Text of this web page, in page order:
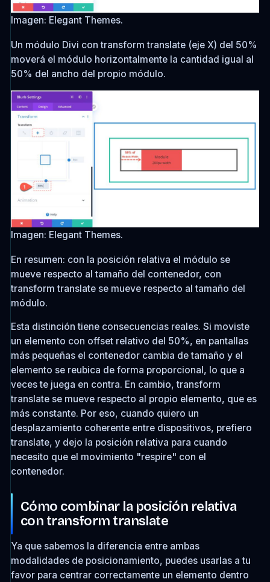
Imagen: Elegant Themes.
Un módulo Divi con transform translate (eje X) del 50%
moverá el módulo horizontalmente la cantidad igual al
50% del ancho del propio módulo.
Imagen: Elegant Themes.
En resumen: con la posición relativa el módulo se
mueve respecto al tamaño del contenedor, con
transform translate se mueve respecto al tamaño del
módulo.
Esta distinción tiene consecuencias reales. Si moviste
un elemento con offset relativo del 50%, en pantallas
más pequeñas el contenedor cambia de tamaño y el
elemento se reubica de forma proporcional, lo que a
veces te juega en contra. En cambio, transform
translate se mueve respecto al propio elemento, que es
más constante. Por eso, cuando quiero un
desplazamiento coherente entre dispositivos, prefiero
translate, y dejo la posición relativa para cuando
necesito que el movimiento "respire" con el
contenedor.
Cómo combinar la posición relativa
con transform translate
Ya que sabemos la diferencia entre ambas
modalidades de posicionamiento, puedes usarlas a tu
favor para centrar correctamente un elemento dentro